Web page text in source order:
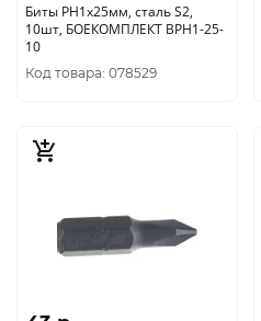
Биты PH1x25мм, сталь S2,
10шт, БОЕКОМПЛЕКТ BPH1-25-
10
Код товара: 078529